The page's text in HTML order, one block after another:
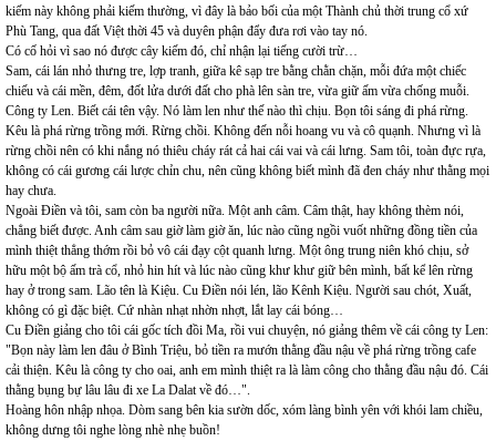
kiếm này không phải kiếm thường, vì đây là bảo bối của một Thành chủ thời trung cổ xứ
Phù Tang, qua đất Việt thời 45 và duyên phận đẩy đưa rơi vào tay nó.
Có cố hỏi vì sao nó được cây kiếm đó, chỉ nhận lại tiếng cười trừ…
Sam, cái lán nhỏ thưng tre, lợp tranh, giữa kê sạp tre bằng chằn chặn, mỗi đứa một chiếc
chiếu và cái mền, đêm, đốt lửa dưới đất cho phà lên sàn tre, vừa giữ ấm vừa chống muỗi.
Công ty Len. Biết cái tên vậy. Nó làm len như thế nào thì chịu. Bọn tôi sáng đi phá rừng.
Kêu là phá rừng trồng mới. Rừng chồi. Không đến nỗi hoang vu và cô quạnh. Nhưng vì là
rừng chồi nên có khi nắng nó thiêu cháy rát cả hai cái vai và cái lưng. Sam tôi, toàn đực rựa,
không có cái gương cái lược chỉn chu, nên cũng không biết mình đã đen cháy như thằng mọi
hay chưa.
Ngoài Điền và tôi, sam còn ba người nữa. Một anh câm. Câm thật, hay không thèm nói,
chẳng biết được. Anh câm sau giờ làm giờ ăn, lúc nào cũng ngồi vuốt những đồng tiền của
mình thiệt thẳng thớm rồi bỏ vô cái đạy cột quanh lưng. Một ông trung niên khó chịu, sở
hữu một bộ ấm trà cổ, nhỏ hin hít và lúc nào cũng khư khư giữ bên mình, bất kể lên rừng
hay ở trong sam. Lão tên là Kiệu. Cu Điền nói lén, lão Kênh Kiệu. Người sau chót, Xuất,
không có gì đặc biệt. Cứ nhàn nhạt nhờn nhợt, lắt lay cái bóng…
Cu Điền giảng cho tôi cái gốc tích đồi Ma, rồi vui chuyện, nó giảng thêm về cái công ty Len:
"Bọn này làm len đâu ở Bình Triệu, bỏ tiền ra mướn thằng đầu nậu về phá rừng trồng cafe
cải thiện. Kêu là công ty cho oai, anh em mình thiệt ra là làm công cho thằng đầu nậu đó. Cái
thằng bụng bự lâu lâu đi xe La Dalat về đó…".
Hoàng hôn nhập nhọa. Dòm sang bên kia sườn dốc, xóm làng bình yên với khói lam chiều,
không dưng tôi nghe lòng nhè nhẹ buồn!